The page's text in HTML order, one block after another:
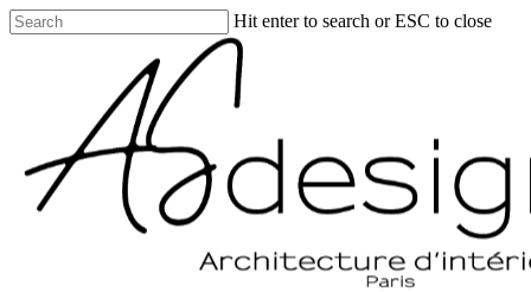
Skip
to
Hit enter to search or ESC to close